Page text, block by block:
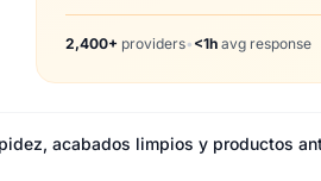
2,400+ providers• <1h avg response
acabados limpios y productos